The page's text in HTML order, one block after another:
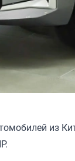
из